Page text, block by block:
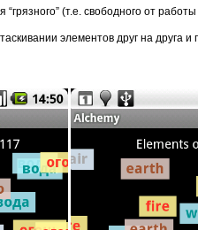
(т.е. свободного от
элементов друг на друга